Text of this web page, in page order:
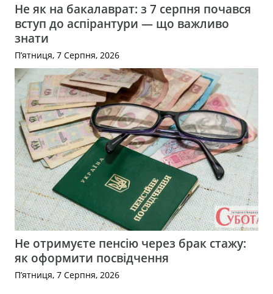
Не як на бакалаврат: з 7 серпня почався
вступ до аспірантури — що важливо
знати
П’ятниця, 7 Серпня, 2026
Не отримуєте пенсію через брак стажу:
як оформити посвідчення
П’ятниця, 7 Серпня, 2026